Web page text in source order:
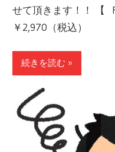
せて頂きます！！ 【
￥2,970（税込）
続きを読む »